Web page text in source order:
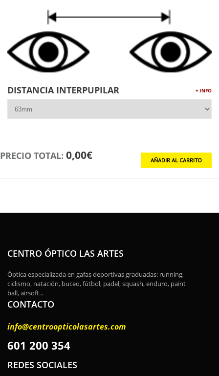
DISTANCIA INTERPUPILAR + INFO
PRECIO TOTAL: 0,00€
CENTRO ÓPTICO LAS ARTES
Óptica especializada en gafas deportivas graduadas: running,
ciclismo, natación, buceo, fútbol, padel, squash, enduro, paint
ball, airsoft...
CONTACTO
info@centroopticolasartes.com
601 200 354
REDES SOCIALES